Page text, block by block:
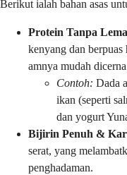
Berikut ialah bahan asas
Protein Tanpa
kenyang dan berpuas
amnya mudah
Contoh: Dada
ikan (seperti
dan yogurt
Bijirin Penuh &
serat, yang
penghadaman.